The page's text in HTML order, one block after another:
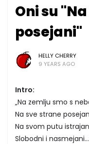
Oni su
posejani"
HELLY CHERRY
9 YEARS AGO
Intro:
„Na zemlju smo s
Na sve strane
Na svom putu
Slobodni i